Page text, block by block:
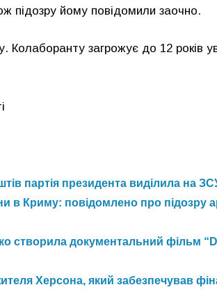
підозру йому повідомили заочно.
загрожує до 12 років
партія президента виділила на
в Криму: повідомлено про підозру
створила документальний фільм
Херсона, який забезпечував